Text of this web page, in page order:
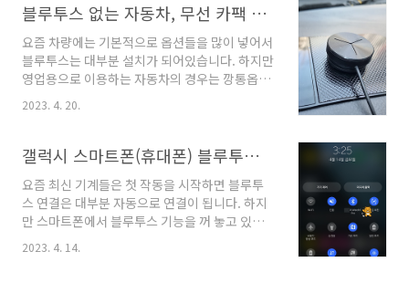
크지 않습니다. 크기는 변경이 가능하지만 글자
가 커지는 것에..
럭시 스마트폰의 초기화 방법에 대해 알아보는데
지금 예시로 보여드릴 화면은 갤럭시 S20에서 캡
처한 화면입니다. 알고 가면 좋은 정보 👉 블루투
스 없는 차량, 핸드폰과 무선으로 연결 방법 👉
스마트폰과 자동차를 안드로이드 오토로 연결 방
법 👉 휴대전화 블루투스 연결 및 해제 관리 방법
기능 중 하나입니다. 휴대전화에 있는 사진, 문자,
전화기록..
블루투스 없는 자동차, 무선 카팩 설치 후 차량에 스마트폰으로 무선 연결 하는 방법!
요즘 차량에는 기본적으로 옵션들을 많이 넣어서
블루투스는 대부분 설치가 되어있습니다. 하지만
영업용으로 이용하는 자동차의 경우는 깡통옵션
으로 블루투스조차 설치가 안되어 있는 경우가
있습니다. 그런데 블루투스가 없으면 스마트폰과
분을 무선 카팩 설치를 통해 핸드폰과의 무선 연
결을 해결할 수 있습니다. ▶ 알고 가면 좋은 정보
👉 쿠팡 와우 회원 알아보기 👉 자동차에 안드로
이드 오토 연결 방법 👉 휴대폰 블루투스 연결 방
법 자동차와 블루투스 무선 연동 무선 카팩은 블
루투스가 설치되어 있지 않은 자동차에 핸드폰과
2023. 4. 20.
갤럭시 스마트폰(휴대폰) 블루투스 연결 및 해제 방법
요즘 최신 기계들은 첫 작동을 시작하면 블루투
스 연결은 대부분 자동으로 연결이 됩니다. 하지
만 스마트폰에서 블루투스 기능을 꺼 놓고 있던
시도해줘야 하는데요. 그래서 오늘은 갤럭시 휴
2023. 4. 14.